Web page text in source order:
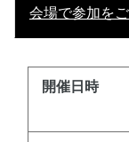
会場で参加を
開催日時